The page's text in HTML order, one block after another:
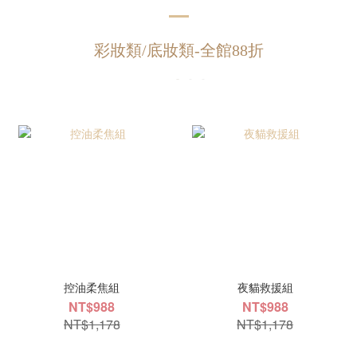
彩妝類/底妝類-全館88折
控油柔焦組
NT$988
NT$1,178
夜貓救援組
NT$988
NT$1,178